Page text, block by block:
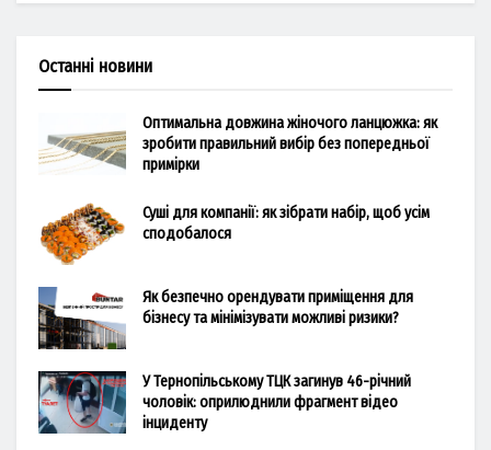
Останні новини
Оптимальна довжина жіночого ланцюжка: як
зробити правильний вибір без попередньої
примірки
Суші для компанії: як зібрати набір, щоб усім
сподобалося
Як безпечно орендувати приміщення для
бізнесу та мінімізувати можливі ризики?
У Тернопільському ТЦК загинув 46-річний
чоловік: оприлюднили фрагмент відео
інциденту